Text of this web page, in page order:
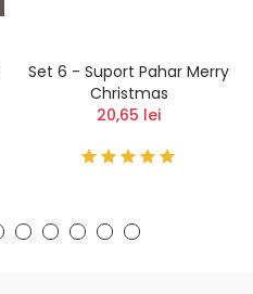
Set 6 - Suport Pahar Merry
Christmas
20,65 lei